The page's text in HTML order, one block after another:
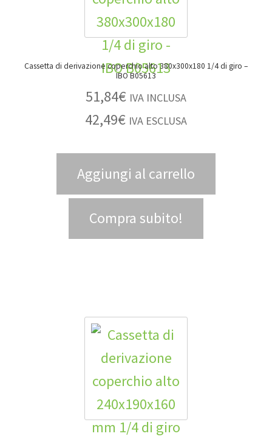
Cassetta di derivazione coperchio alto 380x300x180 1/4 di giro –
IBO B05613
51,84€ IVA INCLUSA
42,49€ IVA ESCLUSA
Aggiungi al carrello
Compra subito!